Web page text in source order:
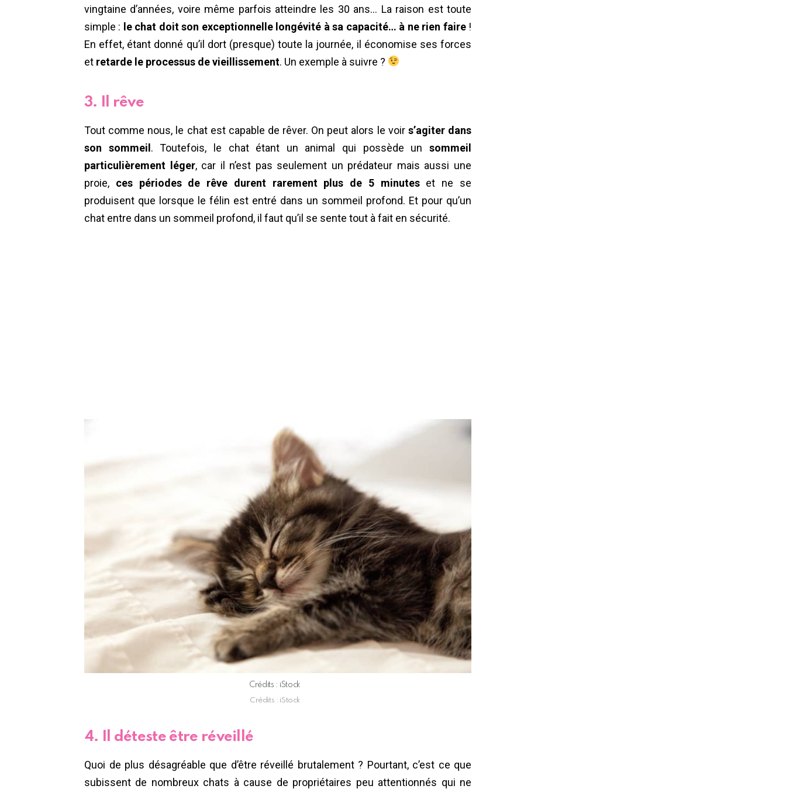
vingtaine d’années, voire même parfois atteindre les 30 ans… La raison est toute
simple : le chat doit son exceptionnelle longévité à sa capacité… à ne rien faire!
En effet, étant donné qu’il dort (presque) toute la journée, il économise ses forces
et retarde le processus de vieillissement. Un exemple à suivre ?
3. Il rêve
Tout comme nous, le chat est capable de rêver. On peut alors le voir s’agiter dans
son sommeil. Toutefois, le chat étant un animal qui possède unsommeil
particulièrement léger, car il n’est pas seulement un prédateur mais aussi une
proie, ces périodes de rêve durent rarement plus de 5 minuteset ne se
produisent que lorsque le félin est entré dans un sommeil profond. Et pour qu’un
chat entre dans un sommeil profond, il faut qu’il se sente tout à fait en sécurité.
Crédits : iStock
Crédits : iStock
4. Il déteste être réveillé
Quoi de plus désagréable que d’être réveillé brutalement ? Pourtant, c’est ce que
subissent de nombreux chats à cause de propriétaires peu attentionnés qui ne